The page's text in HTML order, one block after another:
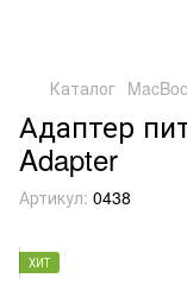
Каталог
Адаптер
Adapter
Артикул: 0438
ХИТ